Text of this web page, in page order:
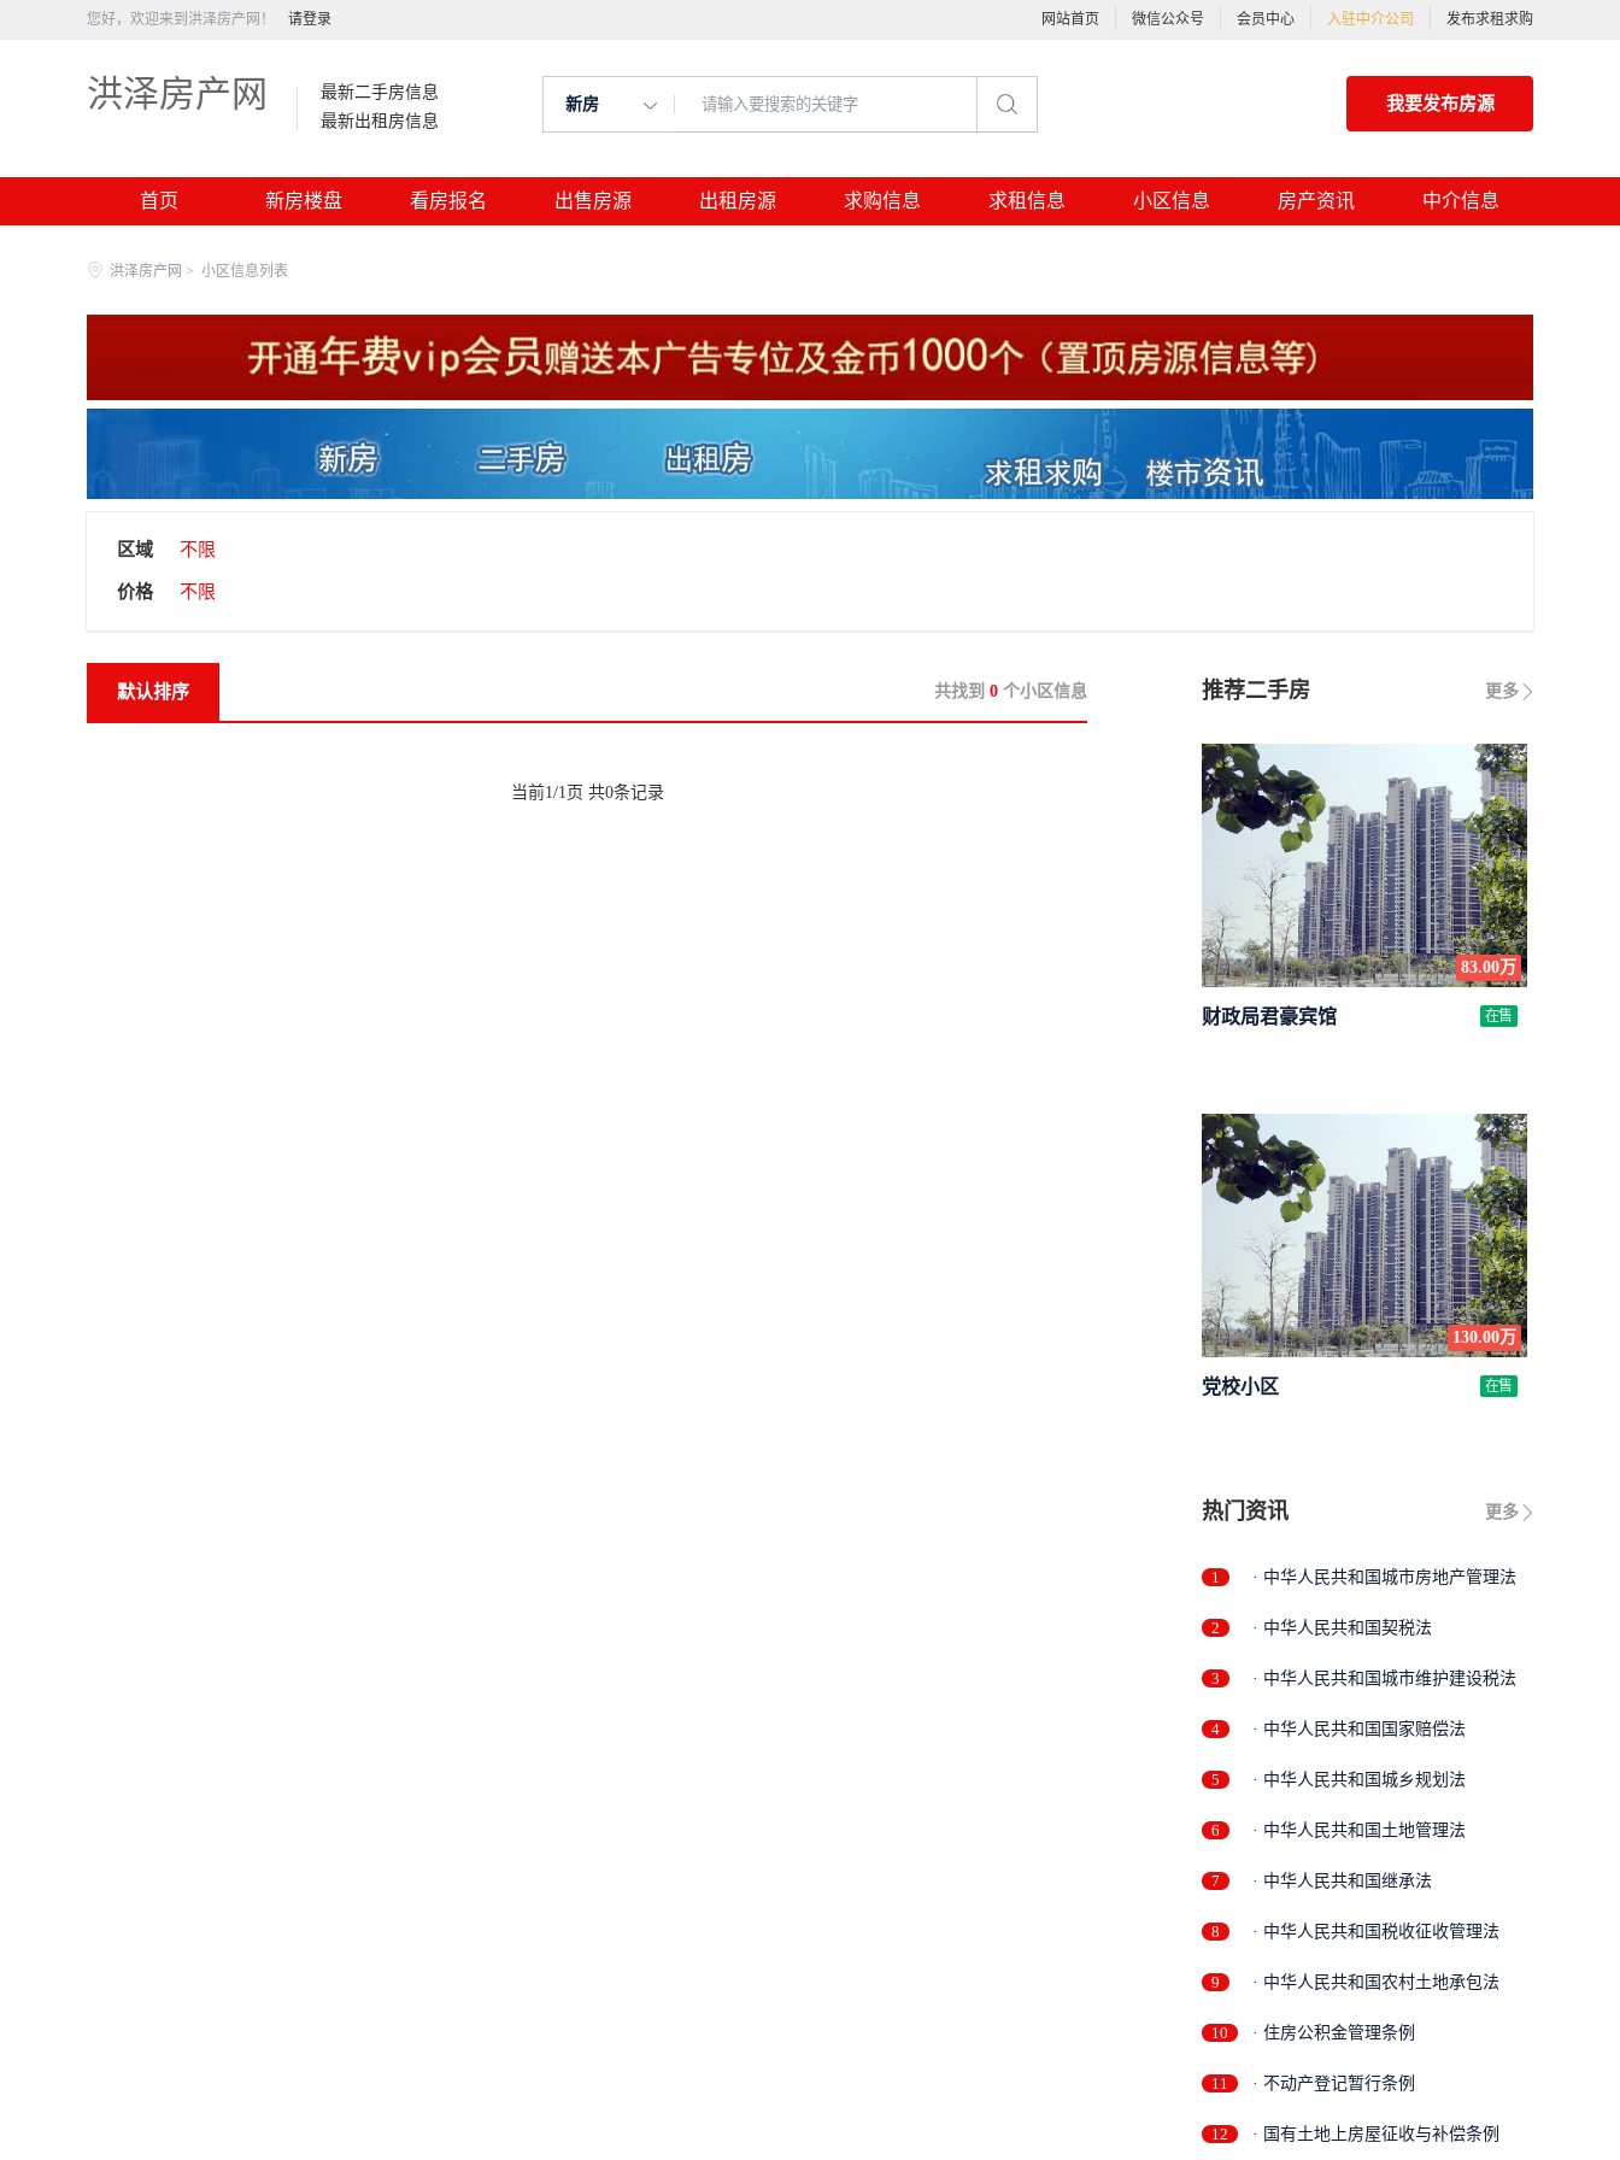
您好，欢迎来到洪泽房产网！ 请登录 网站首页 微信公众号 会员中心 入驻中介公司 发布求租求购
洪泽房产网
最新二手房信息
最新出租房信息
新房 我要发布房源
首页 新房楼盘 看房报名 出售房源 出租房源 求购信息 求租信息 小区信息 房产资讯 中介信息
洪泽房产网 > 小区信息列表
区域 不限
价格 不限
默认排序 共找到 0 个小区信息
当前1/1页 共0条记录
更多
推荐二手房
83.00万
财政局君豪宾馆 在售
130.00万
党校小区 在售
更多
热门资讯
1 · 中华人民共和国城市房地产管理法
2 · 中华人民共和国契税法
3 · 中华人民共和国城市维护建设税法
4 · 中华人民共和国国家赔偿法
5 · 中华人民共和国城乡规划法
6 · 中华人民共和国土地管理法
7 · 中华人民共和国继承法
8 · 中华人民共和国税收征收管理法
9 · 中华人民共和国农村土地承包法
10 · 住房公积金管理条例
11 · 不动产登记暂行条例
12 · 国有土地上房屋征收与补偿条例